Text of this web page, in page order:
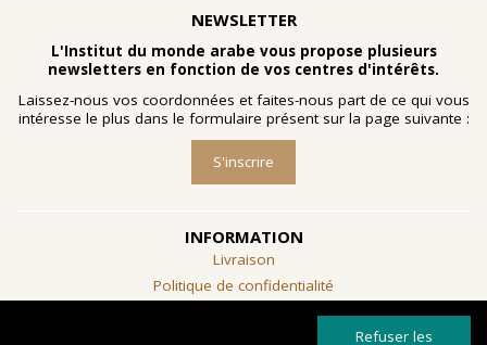
NEWSLETTER
L'Institut du monde arabe vous propose plusieurs
newsletters en fonction de vos centres d'intérêts.
Laissez-nous vos coordonnées et faites-nous part de ce qui vous
intéresse le plus dans le formulaire présent sur la page suivante :
S'inscrire
INFORMATION
Livraison
Politique de confidentialité
Refuser les